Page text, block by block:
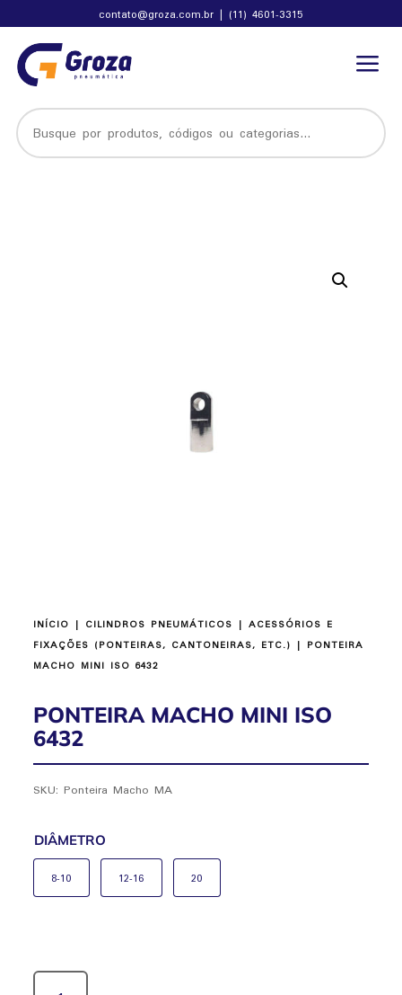
contato@groza.com.br | (11) 4601-3315
a
INÍCIO | CILINDROS PNEUMÁTICOS |ACESSÓRIOS E
FIXAÇÕES (PONTEIRAS, CANTONEIRAS, ETC.) | PONTEIRA
MACHO MINI ISO 6432
PONTEIRA MACHO MINI ISO
6432
SKU:Ponteira Macho MA
DIÂMETRO
8-10 12-16 20
PONTEIRA